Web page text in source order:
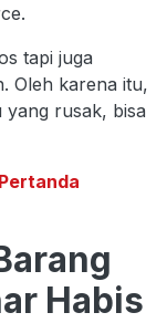
tapi juga
Oleh karena itu,
yang rusak, bisa
Habis